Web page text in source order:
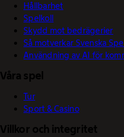
Hållbarhet
Spelkoll
Skydd mot bedrägerier
Så motverkar Svenska
Användning av AI för
Våra spel
Tur
Sport & Casino
Villkor och integritet